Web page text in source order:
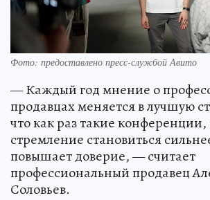
Фото: предоставлено пресс-службой Авито
— Каждый год мнение о
продавцах меняется в лучшую
что как раз такие
стремление становиться
повышает доверие, — считает
профессиональный продавец
Соловьев.